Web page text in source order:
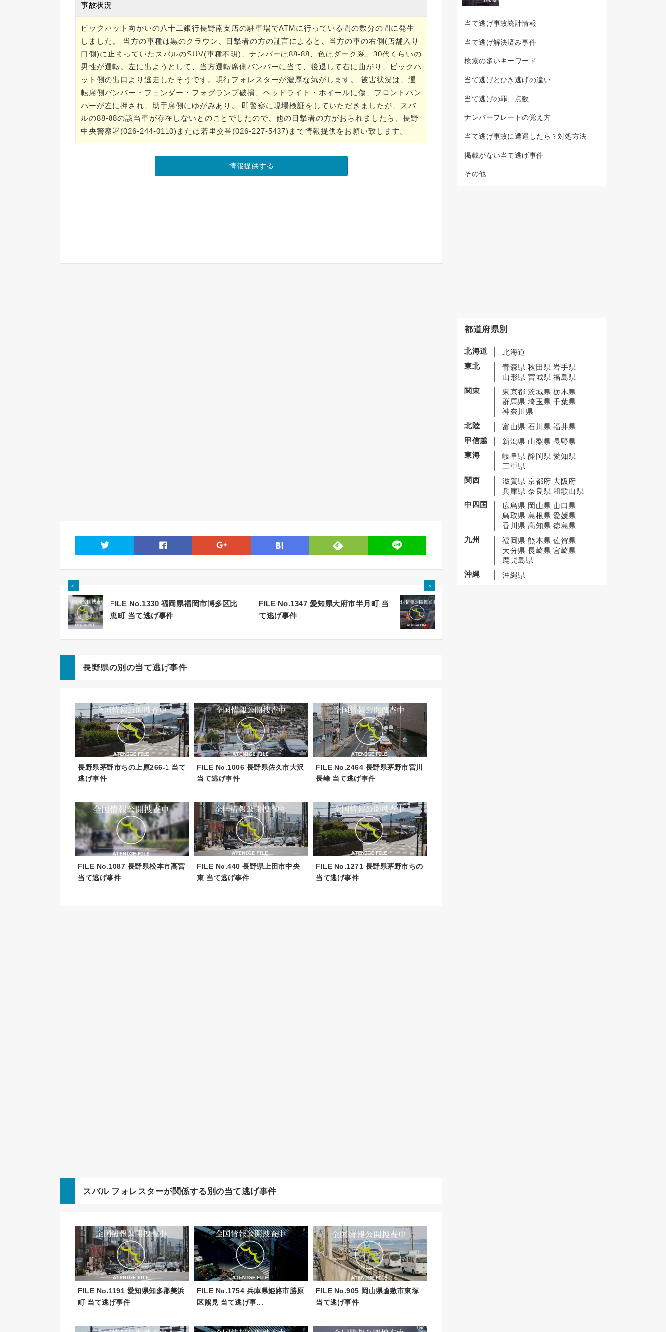
事故状況
ビックハット向かいの八十二銀行長野南支店の駐車場でATMに行っている間の数分の間に発生
しました。 当方の車種は黒のクラウン、目撃者の方の証言によると、当方の車の右側(店舗入り
口側)に止まっていたスバルのSUV(車種不明)、ナンバーは88-88、色はダーク系、30代くらいの
男性が運転。左に出ようとして、当方運転席側バンパーに当て、後退して右に曲がり、ビックハ
ット側の出口より逃走したそうです。現行フォレスターが濃厚な気がします。 被害状況は、運
転席側バンパー・フェンダー・フォグランプ破損、ヘッドライト・ホイールに傷、フロントバン
パーが左に押され、助手席側にゆがみあり。 即警察に現場検証をしていただきましたが、スバ
ルの88-88の該当車が存在しないとのことでしたので、他の目撃者の方がおられましたら、長野
中央警察署(026-244-0110)または若里交番(026-227-5437)まで情報提供をお願い致します。
twitter line
＜
FILE No.1330 福岡県福岡市博多区比
恵町 当て逃げ事件
＞
FILE No.1347 愛知県大府市半月町 当
て逃げ事件
長野県の別の当て逃げ事件
長野県茅野市ちの上原266-1 当て
逃げ事件
FILE No.1006 長野県佐久市大沢
当て逃げ事件
FILE No.2464 長野県茅野市宮川
長峰 当て逃げ事件
FILE No.1087 長野県松本市高宮
当て逃げ事件
FILE No.440 長野県上田市中央
東 当て逃げ事件
FILE No.1271 長野県茅野市ちの
当て逃げ事件
スバル フォレスターが関係する別の当て逃げ事件
FILE No.1191 愛知県知多郡美浜
町 当て逃げ事件
FILE No.1754 兵庫県姫路市勝原
区熊見 当て逃げ事...
FILE No.905 岡山県倉敷市東塚
当て逃げ事件
当て逃げ事故統計情報
当て逃げ解決済み事件
検索の多いキーワード
当て逃げとひき逃げの違い
当て逃げの罪、点数
ナンバープレートの覚え方
当て逃げ事故に遭遇したら？対処方法
掲載がない当て逃げ事件
その他
都道府県別
北海道
北海道
東北
青森県 秋田県 岩手県
山形県 宮城県 福島県
関東
東京都 茨城県 栃木県
群馬県 埼玉県 千葉県
神奈川県
北陸
富山県 石川県 福井県
甲信越
新潟県 山梨県 長野県
東海
岐阜県 静岡県 愛知県
三重県
関西
滋賀県 京都府 大阪府
兵庫県 奈良県 和歌山県
中四国
広島県 岡山県 山口県
鳥取県 島根県 愛媛県
香川県 高知県 徳島県
九州
福岡県 熊本県 佐賀県
大分県 長崎県 宮崎県
鹿児島県
沖縄
沖縄県